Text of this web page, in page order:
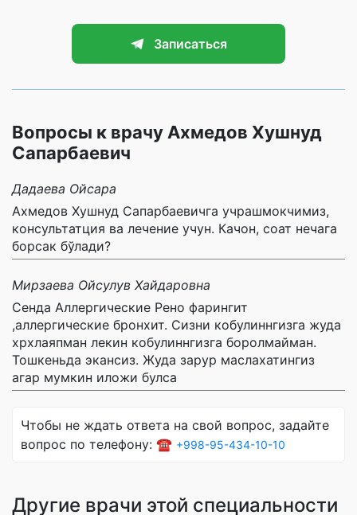
Записаться
Вопросы к врачу Ахмедов Хушнуд
Сапарбаевич
Дадаева Ойсара
Ахмедов Хушнуд Сапарбаевичга учрашмокчимиз,
консультатция ва лечение учун. Качон, соат нечага
борсак бўлади?
Мирзаева Ойсулув Хайдаровна
Сенда Аллергические Рено фарингит
,аллергические бронхит. Сизни кобулиннгизга жуда
хрхлаяпман лекин кобулиннгизга боролмайман.
Тошкеньда экансиз. Жуда зарур маслахатингиз
агар мумкин иложи булса
Чтобы не ждать ответа на свой вопрос, задайте
вопрос по телефону: ☎️ +998-95-434-10-10
Другие врачи этой специальности